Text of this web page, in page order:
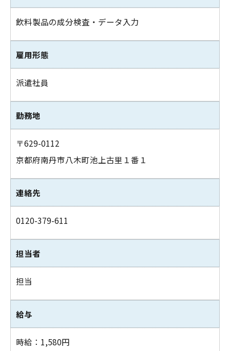
飲料製品の成分検査・データ入力
雇用形態
派遣社員
勤務地
〒629-0112
京都府南丹市八木町池上古里１番１
連絡先
0120-379-611
担当者
担当
給与
時給：1,580円